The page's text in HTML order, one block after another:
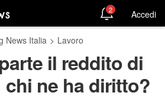
2 Accedi
News Italia > Lavoro
il reddito di
ne ha diritto?